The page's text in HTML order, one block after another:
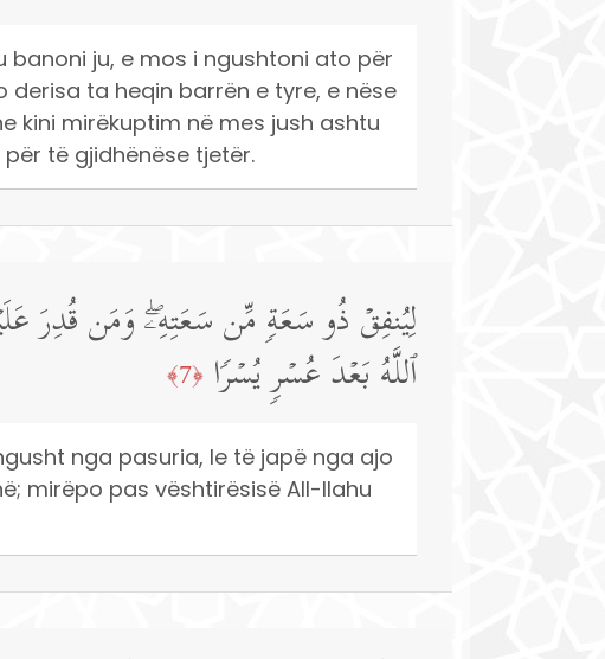
ju, e mos i ngushtoni ato për
ta heqin barrën e tyre, e nëse
kini mirëkuptim në mes jush ashtu
të gjidhënëse tjetër.
لِیُنفِقۡ ذُو سَعَةࣲ مِّن سَعَتِهِۦۖ وَمَن قُدِرَ
ٱللَّهُ بَعۡدَ عُسۡرࣲ یُسۡرࣰا ﴿7﴾
nga pasuria, le të japë nga ajo
mirëpo pas vështirësisë All-llahu